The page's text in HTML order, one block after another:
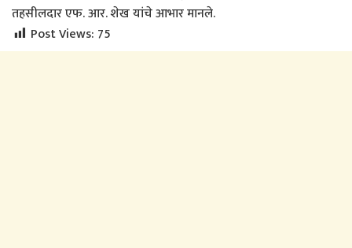
तहसीलदार एफ. आर. शेख यांचे आभार मानले.
Post Views: 75